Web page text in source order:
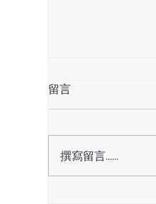
天赦日
留言
撰寫留言......